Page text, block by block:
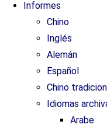
Informes
Chino
Inglés
Alemán
Español
Chino
Idiomas
Arabe